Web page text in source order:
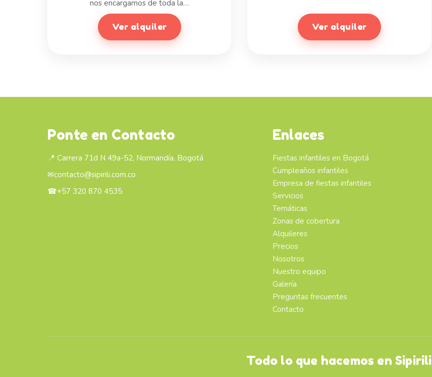
nos encargamos de toda la…
Ver alquiler Ver alquiler
Ponte en Contacto
📍 Carrera 71d N 49a-52, Normandía, Bogotá
✉contacto@sipirili.com.co
☎+57 320 870 4535
Enlaces
Fiestas infantiles en Bogotá
Cumpleaños infantiles
Empresa de fiestas infantiles
Servicios
Temáticas
Zonas de cobertura
Alquileres
Precios
Nosotros
Nuestro equipo
Galería
Preguntas frecuentes
Contacto
Todo lo que hacemos en Sipirili